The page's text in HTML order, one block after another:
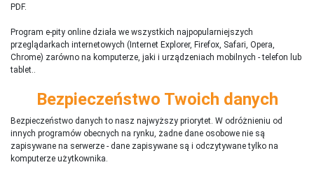
PDF.
Program e-pity online działa we wszystkich najpopularniejszych
przeglądarkach internetowych (Internet Explorer, Firefox, Safari, Opera,
Chrome) zarówno na komputerze, jaki i urządzeniach mobilnych - telefon lub
tablet..
Bezpieczeństwo Twoich danych
Bezpieczeństwo danych to nasz najwyższy priorytet. W odróżnieniu od
innych programów obecnych na rynku, żadne dane osobowe nie są
zapisywane na serwerze - dane zapisywane są i odczytywane tylko na
komputerze użytkownika.